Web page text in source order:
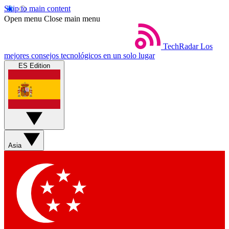
Skip to main content
Open menu Close main menu
TechRadar Los
mejores consejos tecnológicos en un solo lugar
ES Edition
Asia